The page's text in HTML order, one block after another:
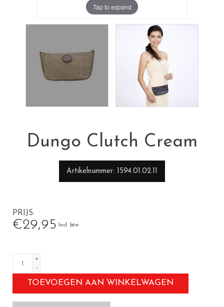
Tap to expand
Dungo Clutch Cream
Artikelnummer 1594.01.02.11
PRIJS
€29,95 Incl. btw
+
-
TOEVOEGEN AAN WINKELWAGEN